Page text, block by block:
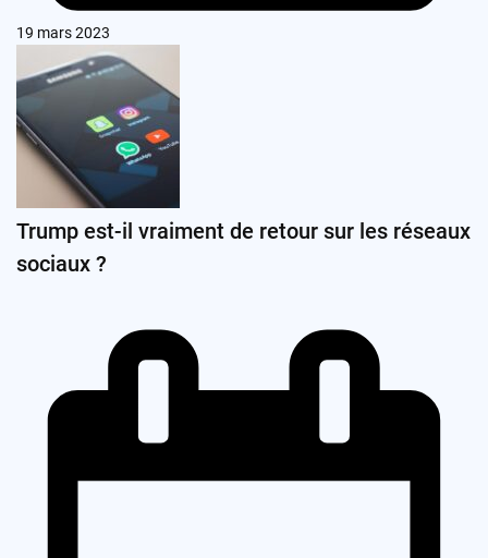
19 mars 2023
Trump est-il vraiment de retour sur les réseaux
sociaux ?